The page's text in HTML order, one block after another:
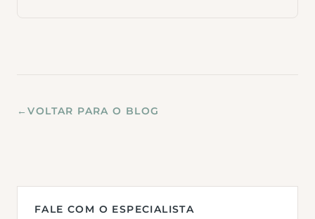
←VOLTAR PARA O BLOG
FALE COM O ESPECIALISTA